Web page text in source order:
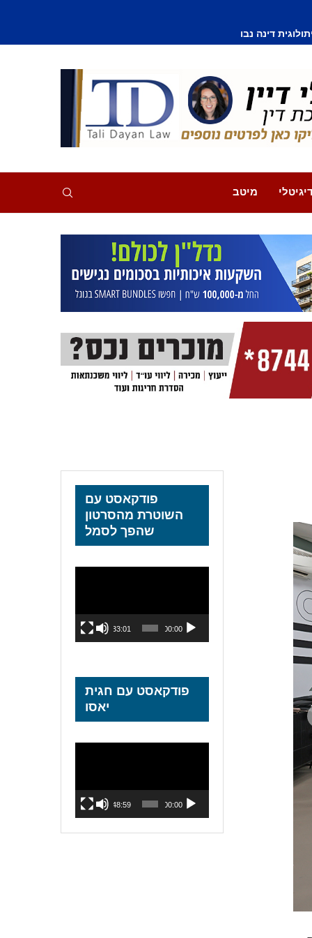
נפצע קל
מיטב
פודקאסט עם
השוטרת מהסרטון
שהפך לסמל
00:00
33:01
פודקאסט עם חגית
יאסו
00:00
48:59